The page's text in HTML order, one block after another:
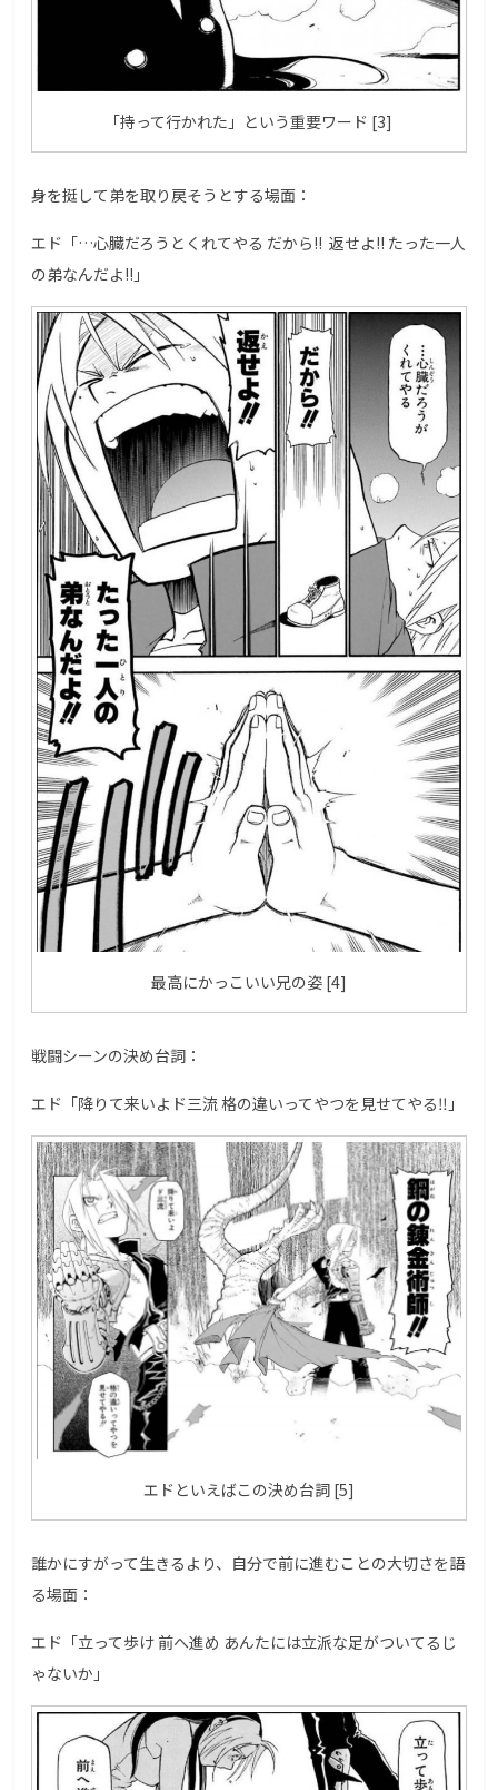
「持って行かれた」という重要ワード [3]
身を挺して弟を取り戻そうとする場面：
エド「…心臓だろうとくれてやる だから!! 返せよ!! たった一人
の弟なんだよ!!」
最高にかっこいい兄の姿 [4]
戦闘シーンの決め台詞：
エド「降りて来いよド三流 格の違いってやつを見せてやる‼︎」
エドといえばこの決め台詞 [5]
誰かにすがって生きるより、自分で前に進むことの大切さを語
る場面：
エド「立って歩け 前へ進め あんたには立派な足がついてるじ
ゃないか」